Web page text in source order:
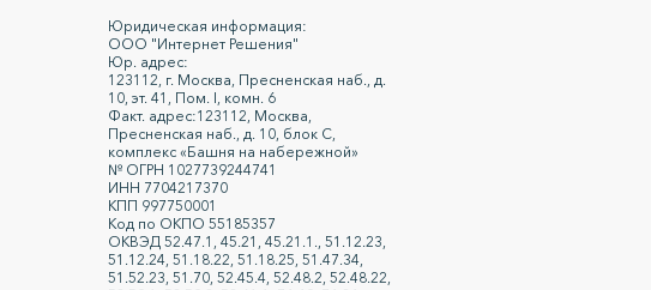
Юридическая информация:
ООО "Интернет Решения"
Юр. адрес:
123112, г. Москва, Пресненская наб., д.
10, эт. 41, Пом. I, комн. 6
Факт. адрес:123112, Москва,
Пресненская наб., д. 10, блок С,
комплекс «Башня на набережной»
№ ОГРН 1027739244741
ИНН 7704217370
КПП 997750001
Код по ОКПО 55185357
ОКВЭД 52.47.1, 45.21, 45.21.1., 51.12.23,
51.12.24, 51.18.22, 51.18.25, 51.47.34,
51.52.23, 51.70, 52.45.4, 52.48.2, 52.48.22,